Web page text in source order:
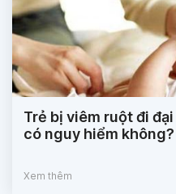
Trẻ bị viêm ruột đi
có nguy hiểm không?
Xem thêm